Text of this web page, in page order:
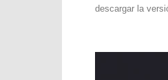
descargar la